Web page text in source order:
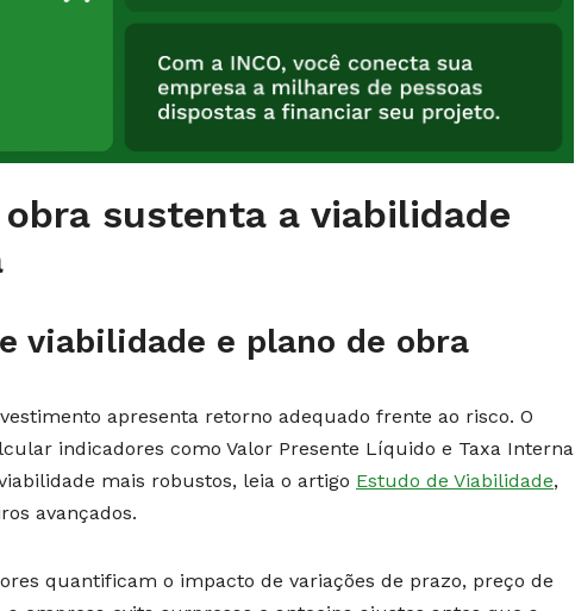
sustenta a viabilidade
viabilidade e plano de obra
apresenta retorno adequado frente ao risco. O
indicadores como Valor Presente Líquido e Taxa Interna
mais robustos, leia o artigo Estudo de Viabilidade,
avançados.
quantificam o impacto de variações de prazo, preço de